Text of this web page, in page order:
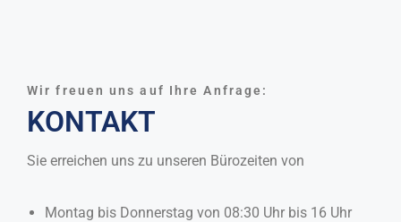
Wir freuen uns auf Ihre Anfrage:
KONTAKT
Sie erreichen uns zu unseren Bürozeiten von
Montag bis Donnerstag von 08:30 Uhr bis 16 Uhr